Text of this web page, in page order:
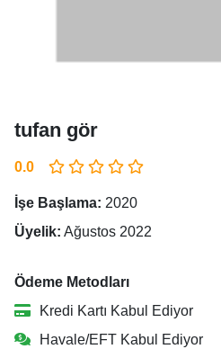
tufan gör
0.0
İşe Başlama: 2020
Üyelik: Ağustos 2022
Ödeme Metodları
Kredi Kartı Kabul Ediyor
Havale/EFT Kabul Ediyor